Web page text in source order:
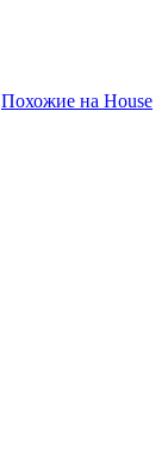
Похожие на House